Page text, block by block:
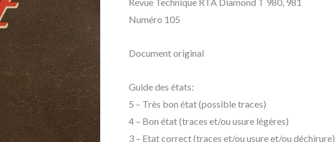
25,00 €
Numéro 105
Document original
Guide des états:
5 – Très bon état (possible traces)
4 – Bon état (traces et/ou usure légères)
3 – Etat correct (traces et/ou usure et/ou déchirure)
981